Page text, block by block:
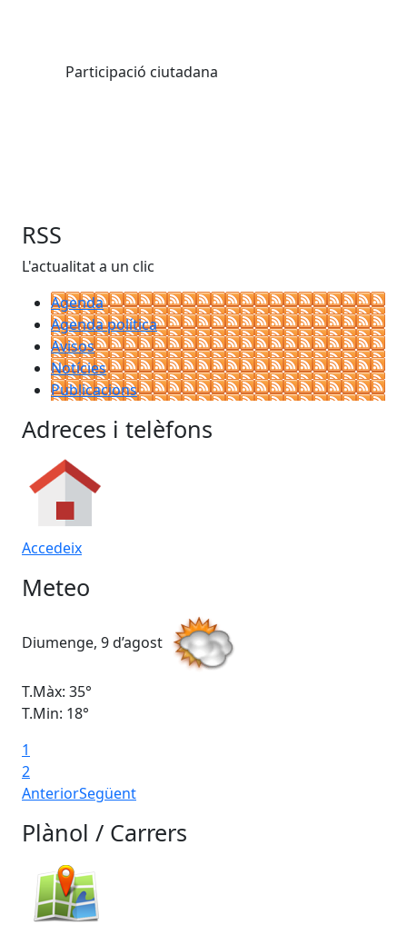
Participació ciutadana
RSS
L'actualitat a un clic
Agenda
Agenda política
Avisos
Notícies
Publicacions
Adreces i telèfons
Accedeix
Meteo
Diumenge, 9 d’agost
T.Màx: 35°
T.Min: 18°
1
2
AnteriorSegüent
Plànol / Carrers